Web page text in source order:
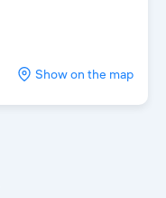
Show on the map